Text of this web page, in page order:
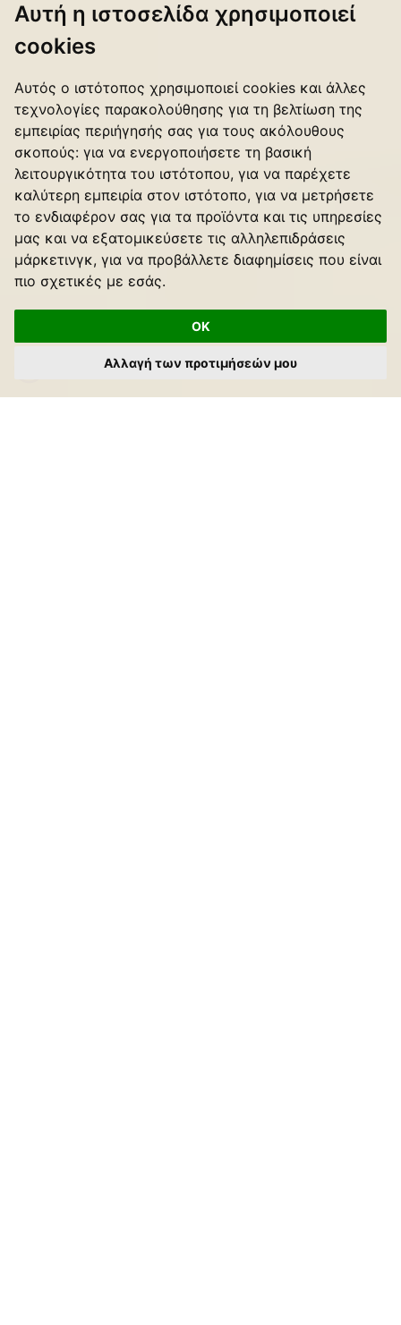
Αυτή η ιστοσελίδα χρησιμοποιεί
cookies
Αυτός ο ιστότοπος χρησιμοποιεί cookies και άλλες
τεχνολογίες παρακολούθησης για τη βελτίωση της
εμπειρίας περιήγησής σας για τους ακόλουθους
σκοπούς: για να ενεργοποιήσετε τη βασική
λειτουργικότητα του ιστότοπου, για να παρέχετε
καλύτερη εμπειρία στον ιστότοπο, για να μετρήσετε
το ενδιαφέρον σας για τα προϊόντα και τις υπηρεσίες
μας και να εξατομικεύσετε τις αλληλεπιδράσεις
μάρκετινγκ, για να προβάλλετε διαφημίσεις που είναι
πιο σχετικές με εσάς.
OK
Αλλαγή των προτιμήσεών μου